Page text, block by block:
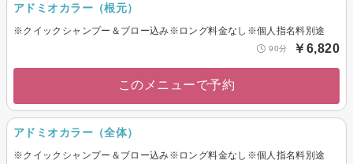
アドミオカラー（根元）
※クイックシャンプー＆ブロー込み※ロング料金なし※個人指名料別途
90分 ￥6,820
このメニューで予約
アドミオカラー（全体）
※クイックシャンプー＆ブロー込み※ロング料金なし※個人指名料別途